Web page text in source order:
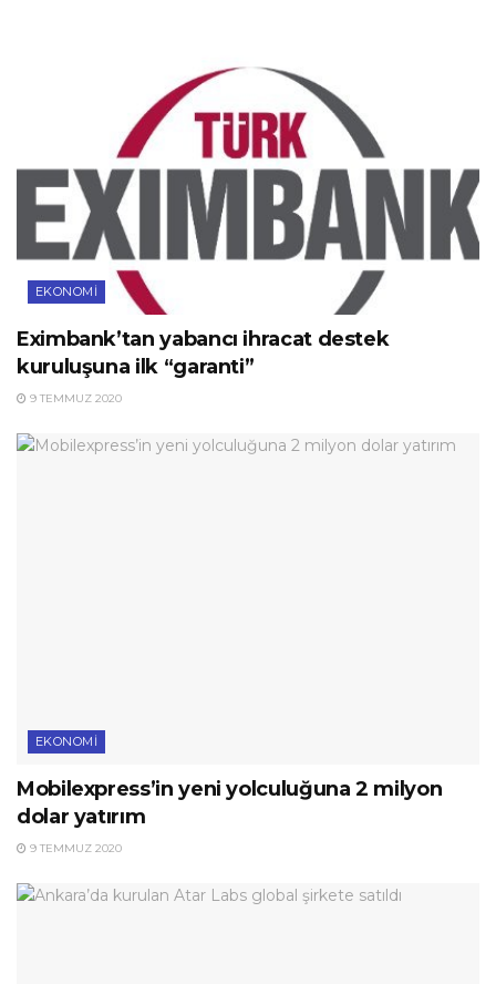
EKONOMI
Eximbank’tan yabancı ihracat destek
kuruluşuna ilk “garanti”
9 TEMMUZ 2020
EKONOMI
Mobilexpress’in yeni yolculuğuna 2 milyon
dolar yatırım
9 TEMMUZ 2020